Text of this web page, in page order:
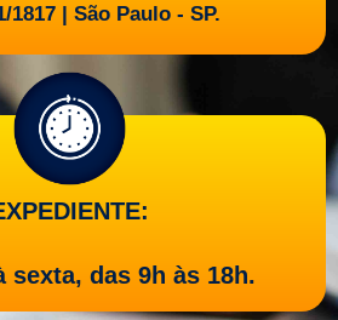
1817 | São Paulo - SP.
sexta, das 9h às 18h.